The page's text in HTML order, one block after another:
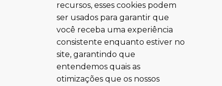
recursos, esses cookies podem
ser usados para garantir que
você receba uma experiência
consistente enquanto estiver no
site, garantindo que
entendemos quais as
otimizações que os nossos